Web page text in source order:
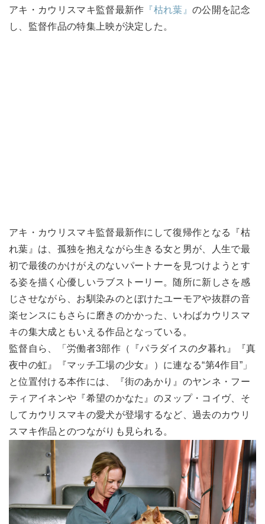
アキ・カウリスマキ監督最新作 『枯れ葉』の公開を記念
し、監督作品の特集上映が決定した。
アキ・カウリスマキ監督最新作にして復帰作となる『枯
れ葉』は、孤独を抱えながら生きる女と男が、人生で最
初で最後のかけがえのないパートナーを見つけようとす
る姿を描く心優しいラブストーリー。随所に新しさを感
じさせながら、お馴染みのとぼけたユーモアや抜群の音
楽センスにもさらに磨きのかかった、いわばカウリスマ
キの集大成ともいえる作品となっている。
監督自ら、「労働者3部作（『パラダイスの夕暮れ』『真
夜中の虹』『マッチ工場の少女』）に連なる“第4作目”」
と位置付ける本作には、『街のあかり』のヤンネ・フー
ティアイネンや『希望のかなた』のヌップ・コイヴ、そ
してカウリスマキの愛犬が登場するなど、過去のカウリ
スマキ作品とのつながりも見られる。